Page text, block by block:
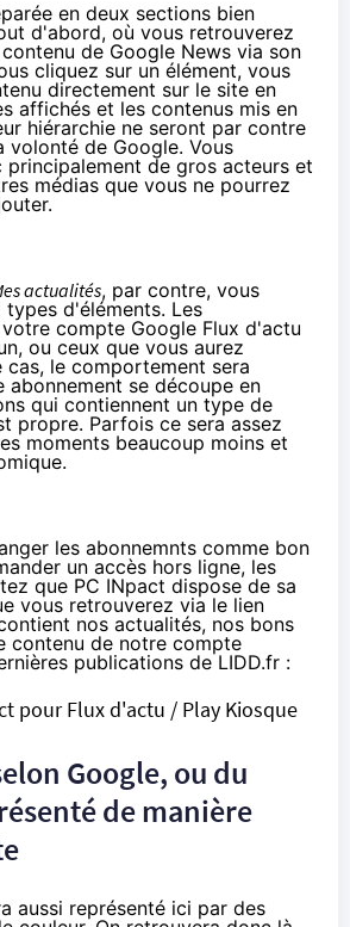
en deux sections bien
d'abord, où vous retrouverez
de Google News via son
cliquez sur un élément, vous
directement sur le site en
affichés et les contenus mis en
hiérarchie ne seront par contre
volonté de Google. Vous
principalement de gros acteurs et
médias que vous ne pourrez
actualités, par contre, vous
d'éléments. Les
compte Google Flux d'actu
ou ceux que vous aurez
cas, le comportement sera
abonnement se découpe en
qui contiennent un type de
propre. Parfois ce sera assez
moments beaucoup moins et
les abonnemnts comme bon
un accès hors ligne, les
que PC INpact dispose de sa
vous retrouverez via le lien
nos actualités, nos bons
contenu de notre compte
publications de LIDD.fr :
pour Flux d'actu / Play Kiosque
Google, ou du
de manière
aussi représenté ici par des